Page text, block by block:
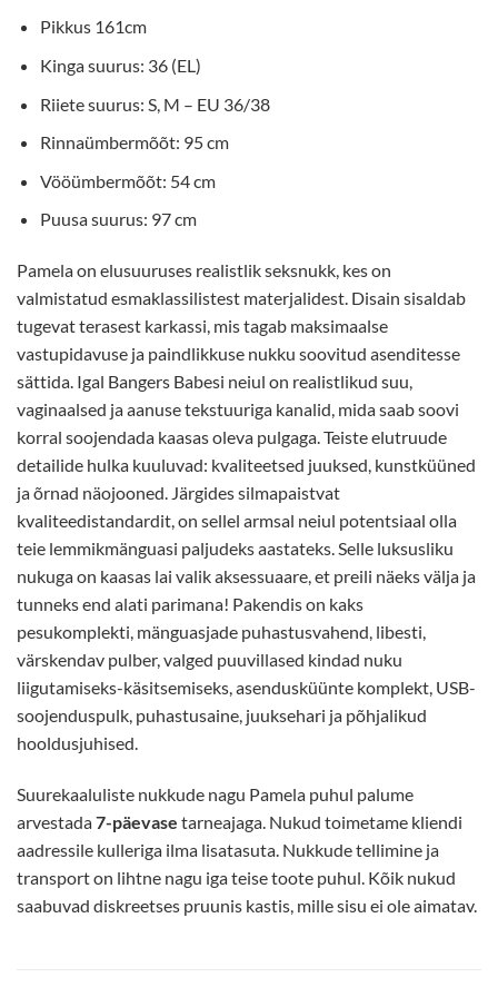
Pikkus 161cm
Kinga suurus: 36 (EL)
Riiete suurus: S, M – EU 36/38
Rinnaümbermõõt: 95 cm
Vööümbermõõt: 54 cm
Puusa suurus: 97 cm
Pamela on elusuuruses realistlik seksnukk, kes on
valmistatud esmaklassilistest materjalidest. Disain sisaldab
tugevat terasest karkassi, mis tagab maksimaalse
vastupidavuse ja paindlikkuse nukku soovitud asenditesse
sättida. Igal Bangers Babesi neiul on realistlikud suu,
vaginaalsed ja aanuse tekstuuriga kanalid, mida saab soovi
korral soojendada kaasas oleva pulgaga. Teiste elutruude
detailide hulka kuuluvad: kvaliteetsed juuksed, kunstküüned
ja õrnad näojooned. Järgides silmapaistvat
kvaliteedistandardit, on sellel armsal neiul potentsiaal olla
teie lemmikmänguasi paljudeks aastateks. Selle luksusliku
nukuga on kaasas lai valik aksessuaare, et preili näeks välja ja
tunneks end alati parimana! Pakendis on kaks
pesukomplekti, mänguasjade puhastusvahend, libesti,
värskendav pulber, valged puuvillased kindad nuku
liigutamiseks-käsitsemiseks, asendusküünte komplekt, USB-
soojenduspulk, puhastusaine, juuksehari ja põhjalikud
hooldusjuhised.
Suurekaaluliste nukkude nagu Pamela puhul palume
arvestada7-päevase tarneajaga. Nukud toimetame kliendi
aadressile kulleriga ilma lisatasuta. Nukkude tellimine ja
transport on lihtne nagu iga teise toote puhul. Kõik nukud
saabuvad diskreetses pruunis kastis, mille sisu ei ole aimatav.